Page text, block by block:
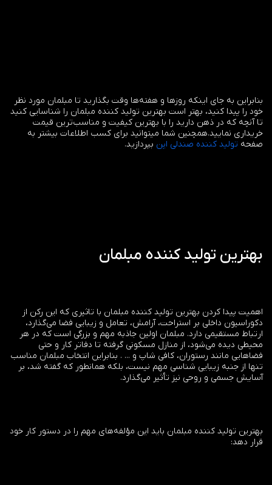
بنابراین به جای اینکه روزها و هفته‌ها وقت بگذارید تا مبلمان مورد نظر
خود را پیدا کنید، بهتر است بهترین تولید کننده مبلمان را شناسایی کنید
تا آنچه که در ذهن دارید را با بهترین کیفیت و مناسب‌ترین قیمت
خریداری نمایید.همچنین شما میتوانید برای کسب اطلاعات بیشتر به
صفحه تولید کننده صندلی اپن بپردازید.
بهترین تولید کننده مبلمان
اهمیت پیدا کردن بهترین تولید کننده مبلمان با تاثیری که این رکن از
دکوراسیون داخلی بر استراحت، آرامش، تعامل و زیبایی فضا می‌گذارد،
ارتباط مستقیمی دارد. مبلمان اولین جاذبه مهم و بزرگی است که در هر
محیطی دیده می‌شود، از منازل مسکونی گرفته تا دفاتر کار و حتی
فضاهایی مانند رستوران، کافی شاپ و ... . بنابراین انتخاب مبلمان مناسب
تنها از جنبه زیبایی شناسی مهم نیست، بلکه همانطور که گفته شد، بر
آسایش جسمی و روحی نیز تأثیر می‌گذارد.
بهترین تولید کننده مبلمان باید این مؤلفه‌های مهم را در دستور کار خود
قرار دهد: